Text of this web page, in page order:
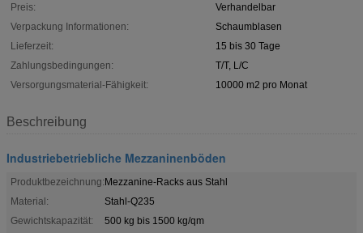
Preis:
Verhandelbar
Verpackung Informationen:
Schaumblasen
Lieferzeit:
15 bis 30 Tage
Zahlungsbedingungen:
T/T, L/C
Versorgungsmaterial-Fähigkeit:
10000 m2 pro Monat
Beschreibung
Industriebetriebliche Mezzaninenböden
Produktbezeichnung:Mezzanine-Racks aus Stahl
Material:
Stahl-Q235
Gewichtskapazität:
500 kg bis 1500 kg/qm